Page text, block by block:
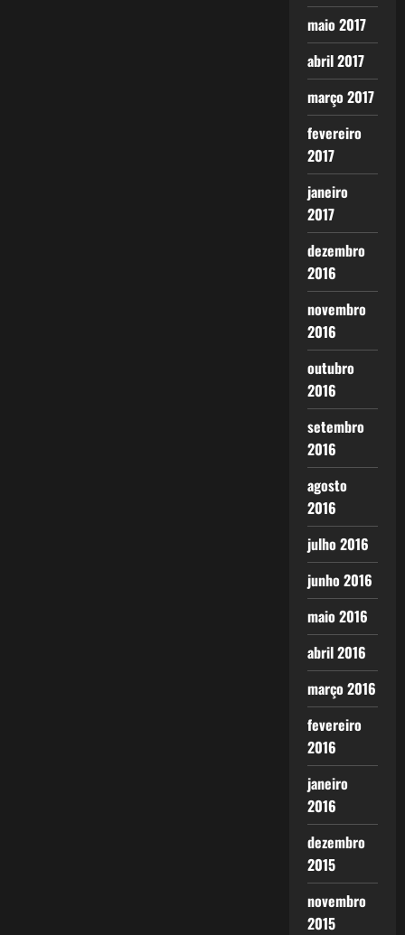
maio 2017
abril 2017
março 2017
fevereiro
2017
janeiro
2017
dezembro
2016
novembro
2016
outubro
2016
setembro
2016
agosto
2016
julho 2016
junho 2016
maio 2016
abril 2016
março 2016
fevereiro
2016
janeiro
2016
dezembro
2015
novembro
2015